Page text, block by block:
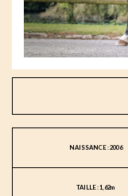
NAISSANCE : 2006
TAILLE : 1,62m